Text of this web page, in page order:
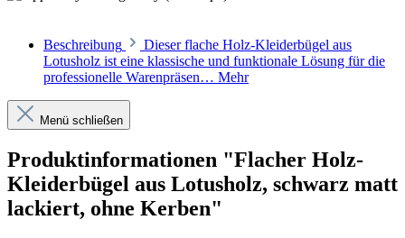
Beschreibung
Dieser flache Holz-Kleiderbügel aus
Lotusholz ist eine klassische und funktionale Lösung für die
professionelle Warenpräsen… Mehr
Menü schließen
Produktinformationen "Flacher Holz-
Kleiderbügel aus Lotusholz, schwarz matt
lackiert, ohne Kerben"